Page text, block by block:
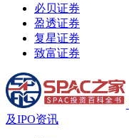
必贝证券
盈透证券
复星证券
致富证券
及IPO资讯